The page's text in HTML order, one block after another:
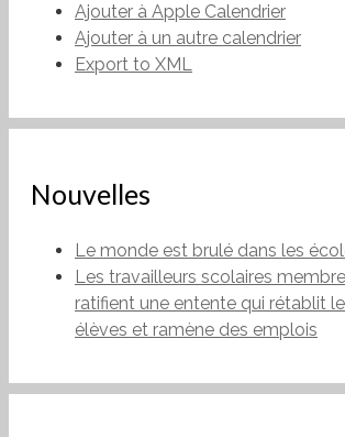
Ajouter à Apple Calendrier
Ajouter à un autre calendrier
Export to XML
Nouvelles
Le monde est brulé dans les
Les travailleurs scolaires
ratifient une entente qui rétablit
élèves et ramène des emplois